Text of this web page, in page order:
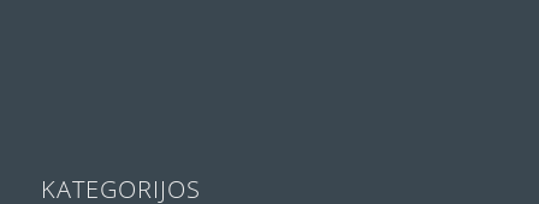
KATEGORIJOS